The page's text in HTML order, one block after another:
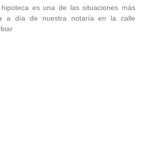
es una de las situaciones más
a día de nuestra notaría en la calle